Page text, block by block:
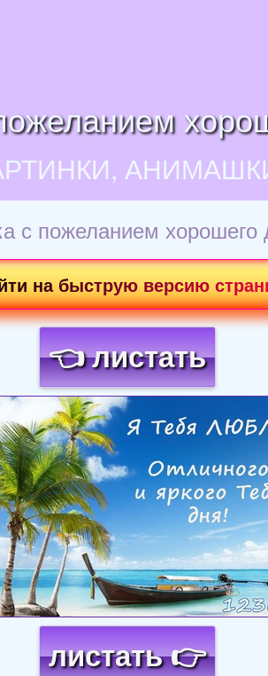
с пожеланием
на быструю версию
👈 листать
Загрузка картинки...
листать 👉